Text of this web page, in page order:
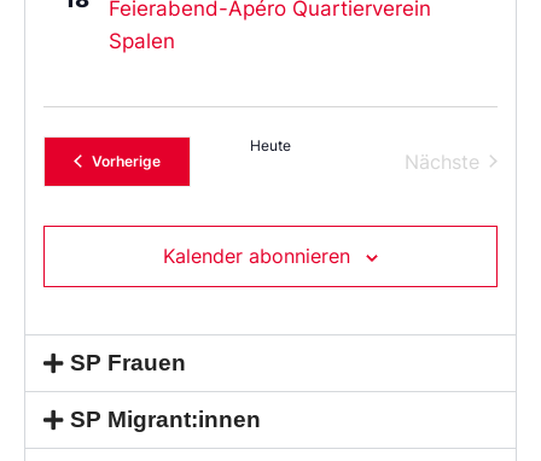
Feierabend-Apéro Quartierverein
Spalen
VorherigeVeranstaltungen
Heute
Nächste
Kalender abonnieren
SP Frauen
SP Migrant:innen